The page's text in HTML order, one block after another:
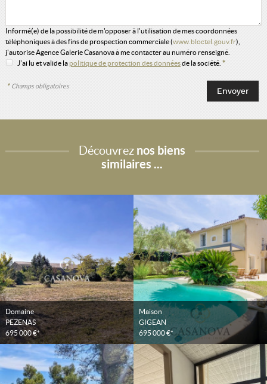
Informé(e) de la possibilité de m'opposer à l'utilisation de mes coordonnées
téléphoniques à des fins de prospection commerciale (www.bloctel.gouv.fr),
j'autorise Agence Galerie Casanova à me contacter au numéro renseigné.
J'ai lu et valide la politique de protection des donnéesde la société. *
* Champs obligatoires
Découvrez nos biens
similaires ...
Domaine
PEZENAS
695 000 €*
Maison
GIGEAN
695 000 €*